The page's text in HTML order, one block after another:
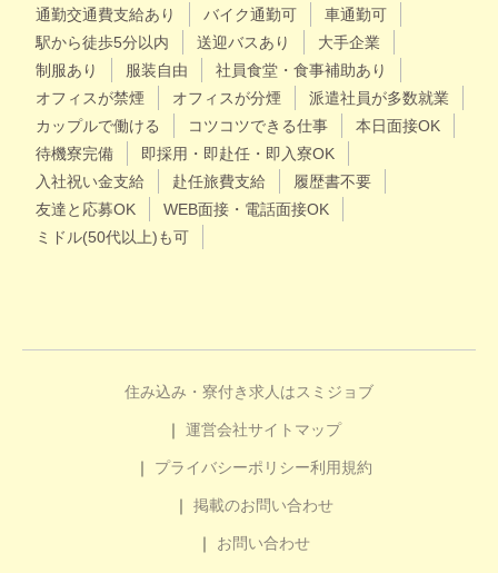
通勤交通費支給あり
バイク通勤可
車通勤可
駅から徒歩5分以内
送迎バスあり
大手企業
制服あり
服装自由
社員食堂・食事補助あり
オフィスが禁煙
オフィスが分煙
派遣社員が多数就業
カップルで働ける
コツコツできる仕事
本日面接OK
待機寮完備
即採用・即赴任・即入寮OK
入社祝い金支給
赴任旅費支給
履歴書不要
友達と応募OK
WEB面接・電話面接OK
ミドル(50代以上)も可
住み込み・寮付き求人はスミジョブ
運営会社サイトマップ
プライバシーポリシー利用規約
掲載のお問い合わせ
お問い合わせ